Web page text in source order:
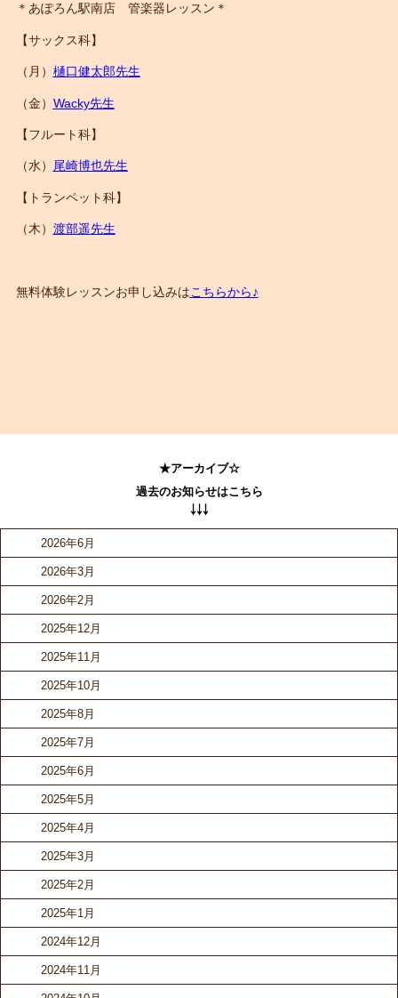
＊あぽろん駅南店 管楽器レッスン＊
【サックス科】
（月） 樋口健太郎先生
（金） Wacky先生
【フルート科】
（水） 尾崎博也先生
【トランペット科】
（木） 渡部遥先生
無料体験レッスンお申し込みはこちらから♪
★アーカイブ☆
過去のお知らせはこちら
￬￬￬
2026年6月
2026年3月
2026年2月
2025年12月
2025年11月
2025年10月
2025年8月
2025年7月
2025年6月
2025年5月
2025年4月
2025年3月
2025年2月
2025年1月
2024年12月
2024年11月